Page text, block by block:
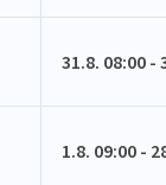
31.8. 08:00 -
1.8. 09:00 -